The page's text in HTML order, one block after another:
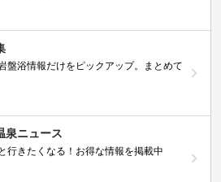
盤浴情報だけをピックアップ。まとめて
泉ニュース
行きたくなる！お得な情報を掲載中